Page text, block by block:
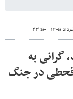
به
قحطی در جنگ